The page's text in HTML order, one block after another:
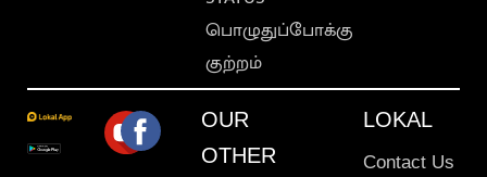
பொழுதுப்போக்கு
குற்றம்
OUR
OTHER
LOKAL
Contact Us